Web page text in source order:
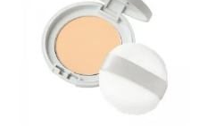
にうるおいを与え、キュッと引き締
め＆ハリ感をUPさせます。また皮
脂を感知するとギュッと固まる膜を
採用。ファンデーションのくずれや
毛穴落ちを防ぎ、キレイが長持ちし
ます。軽やかにのびるリキッドが肌